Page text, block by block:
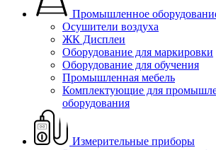
Промышленное
Осушители воздуха
ЖК Дисплеи
Оборудование для маркировки
Оборудование для обучения
Промышленная мебель
Комплектующие для
оборудования
Измерительные приборы